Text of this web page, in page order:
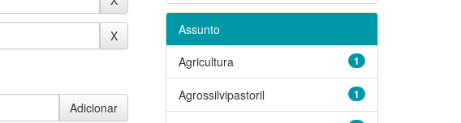
Assunto
1
Agricultura
1
Agrossilvipastoril